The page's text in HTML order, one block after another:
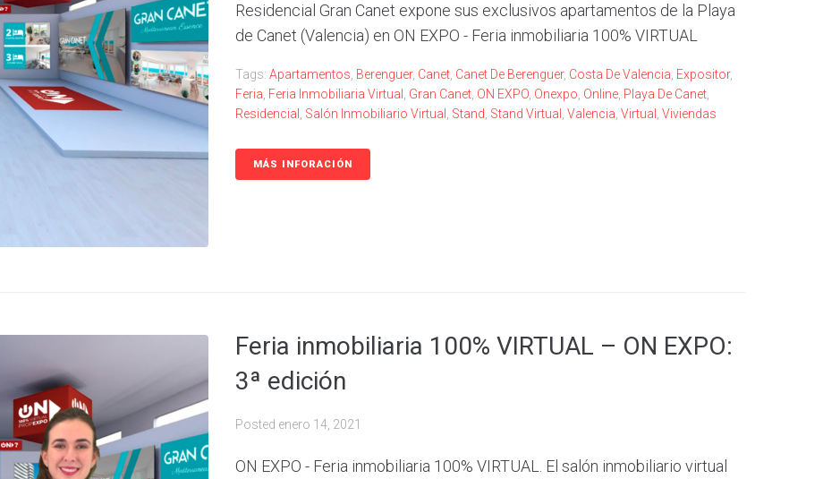
Residencial Gran Canet expone sus exclusivos apartamentos de la Playa
de Canet (Valencia) en ON EXPO - Feria inmobiliaria 100% VIRTUAL
Tags: Apartamentos, Berenguer, Canet, Canet De Berenguer, Costa De Valencia, Expositor,
Feria, Feria Inmobiliaria Virtual , Gran Canet, ON EXPO, Onexpo, Online, Playa De Canet,
Residencial , Salón Inmobiliario Virtual , Stand, Stand Virtual , Valencia, Virtual , Viviendas
MÁS INFORACIÓN
Feria inmobiliaria 100% VIRTUAL – ON EXPO:
3ª edición
Posted enero 14, 2021
ON EXPO - Feria inmobiliaria 100% VIRTUAL. El salón inmobiliario virtual